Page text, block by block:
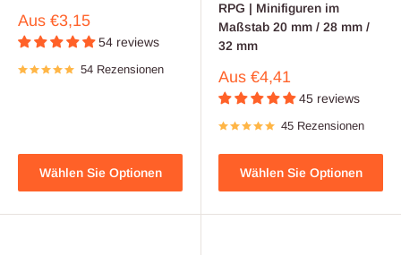
Verkaufspreis
Aus €3,15
54 reviews
54 Rezensionen
Wählen Sie Optionen
RPG | Minifiguren im
Maßstab 20 mm / 28 mm /
32 mm
Verkaufspreis
Aus €4,41
45 reviews
45 Rezensionen
Wählen Sie Optionen